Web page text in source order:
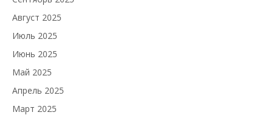
Август 2025
Июль 2025
Июнь 2025
Май 2025
Апрель 2025
Март 2025